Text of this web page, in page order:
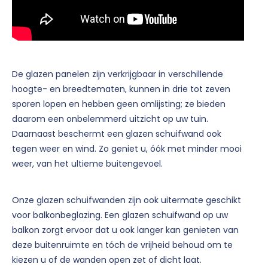
De glazen panelen zijn verkrijgbaar in verschillende
hoogte- en breedtematen, kunnen in drie tot zeven
sporen lopen en hebben geen omlijsting; ze bieden
daarom een onbelemmerd uitzicht op uw tuin.
Daarnaast beschermt een glazen schuifwand ook
tegen weer en wind. Zo geniet u, óók met minder mooi
weer, van het ultieme buitengevoel.
Onze glazen schuifwanden zijn ook uitermate geschikt
voor balkonbeglazing. Een glazen schuifwand op uw
balkon zorgt ervoor dat u ook langer kan genieten van
deze buitenruimte en tóch de vrijheid behoud om te
kiezen u of de wanden open zet of dicht laat.